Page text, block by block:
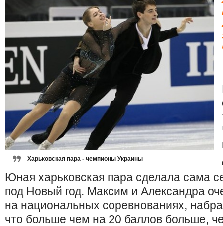
Харьковская пара - чемпионы Украины
Юная харьковская пара сделала сама
под Новый год. Максим и Александра
на национальных соревнованиях,
что больше чем на 20 баллов больше,